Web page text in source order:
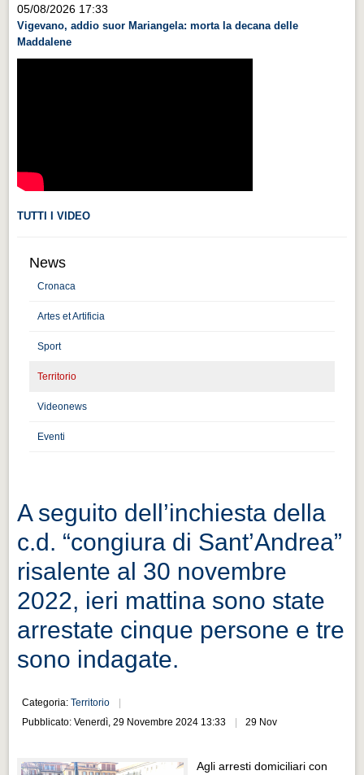
Videonews
Videonews
CITTÀ
CITTÀ
Guida turistica rapida
Musica e teatro
Musica e teatro
Distretto industriale
Distretto industriale
Muoversi a Vigevano
Muoversi a Vigevano
PROGETTI
PROGETTI
Progetti Aperti
Progetti Aperti
Progetti Realizzati
Progetti Realizzati
EVENTI
Eventi Vigevano
05/08/2026 17:33
Vigevano, addio suor Mariangela: morta la decana delle
Maddalene
TUTTI I VIDEO
News
Cronaca
Artes et Artificia
Sport
Territorio
Videonews
Eventi
A seguito dell’inchiesta della
c.d. “congiura di Sant’Andrea”
risalente al 30 novembre
2022, ieri mattina sono state
arrestate cinque persone e tre
sono indagate.
Categoria:Territorio
Pubblicato: Venerdì, 29 Novembre 2024 13:33
29 Nov
Agli arresti domiciliari con